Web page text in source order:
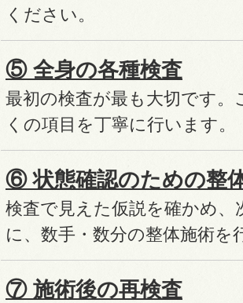
ください。
⑤ 全身の各種検査
最初の検査が最も大切です。
くの項目を丁寧に行います。
⑥ 状態確認のための整
検査で見えた仮説を確かめ
に、 数手・数分の整体施術を
⑦ 施術後の再検査